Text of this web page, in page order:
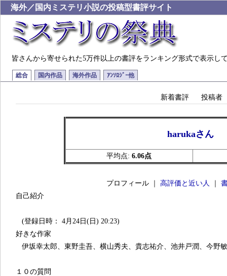
海外／国内ミステリ小説の投稿型書評サイト
皆さんから寄せられた5万件以上の書評をランキング形式で表示し
総合 国内作品 海外作品 ｱﾝｿﾛｼﾞｰ他
新着書評 投稿者
harukaさん
平均点: 6.06点
プロフィール ｜ 高評価と近い人
自己紹介
(登録日時： 4月24日(日) 20:23)
好きな作家
伊坂幸太郎、東野圭吾、横山秀夫、貴志祐介、池井戸潤、今野敏
１０の質問